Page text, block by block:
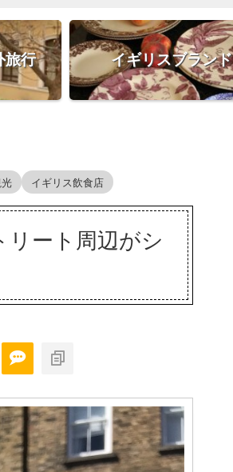
旅行 イギリスブランド
イギリス飲食店
リート周辺がシ